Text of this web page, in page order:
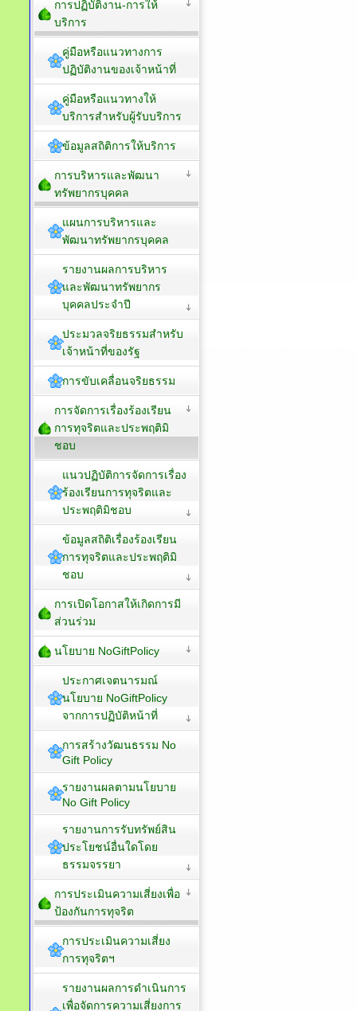
การปฏิบัติงาน-การให้
บริการ
คู่มือหรือแนวทางการ
ปฏิบัติงานของเจ้าหน้าที่
คู่มือหรือแนวทางให้
บริการสำหรับผู้รับบริการ
ข้อมูลสถิติการให้บริการ
การบริหารและพัฒนา
ทรัพยากรบุคคล
แผนการบริหารและ
พัฒนาทรัพยากรบุคคล
รายงานผลการบริหาร
และพัฒนาทรัพยากร
บุคคลประจำปี
ประมวลจริยธรรมสำหรับ
เจ้าหน้าที่ของรัฐ
การขับเคลื่อนจริยธรรม
การจัดการเรื่องร้องเรียน
การทุจริตและประพฤติมิ
ชอบ
แนวปฏิบัติการจัดการเรื่อง
ร้องเรียนการทุจริตและ
ประพฤติมิชอบ
ข้อมูลสถิติเรื่องร้องเรียน
การทุจริตและประพฤติมิ
ชอบ
การเปิดโอกาสให้เกิดการมี
ส่วนร่วม
นโยบาย NoGiftPolicy
ประกาศเจตนารมณ์
นโยบาย NoGiftPolicy
จากการปฏิบัติหน้าที่
การสร้างวัฒนธรรม No
Gift Policy
รายงานผลตามนโยบาย
No Gift Policy
รายงานการรับทรัพย์สิน
ประโยชน์อื่นใดโดย
ธรรมจรรยา
การประเมินความเสี่ยงเพื่อ
ป้องกันการทุจริต
การประเมินความเสี่ยง
การทุจริตฯ
รายงานผลการดำเนินการ
เพื่อจัดการความเสี่ยงการ